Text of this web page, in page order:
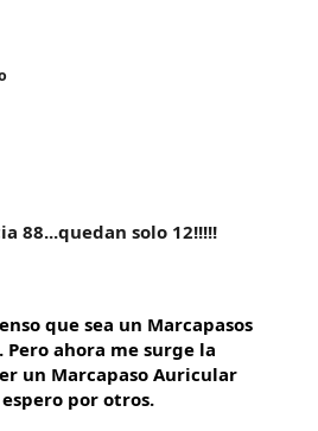
88...quedan solo 12!!!!!
que sea un Marcapasos
ahora me surge la
un Marcapaso Auricular
por otros.